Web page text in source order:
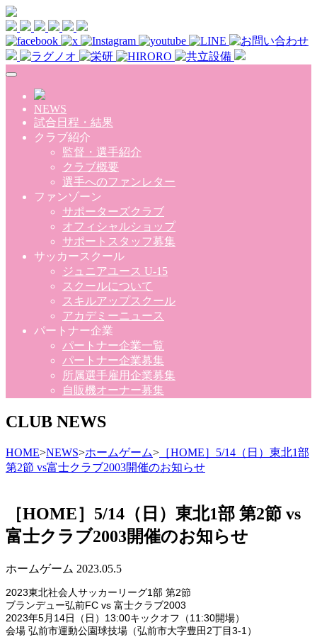
Skip to main content
NEWS
試合日程・結果
クラブ紹介
監督・選手紹介
クラブ概要
選手へのファンレター
ファンゾーン
サポーターズクラブ
オフィシャルショップ
サポートスタッフ募集
サッカースクール
ジュニアユース U-15
スクールについて
スキルアップスクール
アカデミーニュース
パートナー企業
パートナー企業一覧
パートナー企業募集
所属選手雇用企業募集
自販機オーナー募集
CLUB NEWS
HOME>NEWS>ホームゲーム> ［HOME］5/14（日）東北1部
第2節 vs富士クラブ2003開催のお知らせ
［HOME］5/14（日）東北1部 第2節 vs
富士クラブ2003開催のお知らせ
ホームゲーム 2023.05.5
2023東北社会人サッカーリーグ1部 第2節
ブランデュー弘前FC vs 富士クラブ2003
2023年5月14日（日）13:00キックオフ（11:30開場）
会場 弘前市運動公園球技場（弘前市大字豊田2丁目3-1）